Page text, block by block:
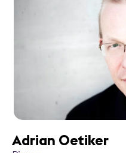
Adrian Oetiker